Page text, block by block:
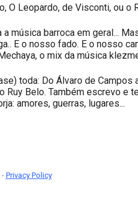
O Leopardo, de Visconti, ou o
a música barroca em geral...
E o nosso fado. E o nosso
o mix da música
toda: Do Álvaro de Campos
Ruy Belo. Também escrevo e
amores, guerras, lugares...
- Privacy Policy